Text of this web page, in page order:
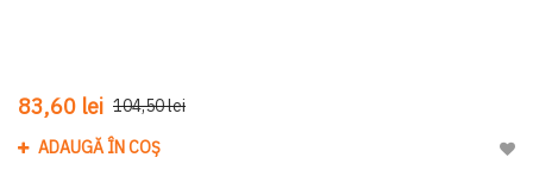
83,60 lei 104,50 lei
ADAUGĂ ÎN COȘ